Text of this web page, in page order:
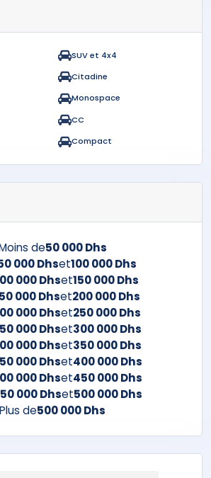
SUV et 4x4
Citadine
Monospace
CC
Compact
de50 000 Dhs
000 Dhset100 000 Dhs
000 Dhset150 000 Dhs
000 Dhset200 000 Dhs
000 Dhset250 000 Dhs
000 Dhset300 000 Dhs
000 Dhset350 000 Dhs
000 Dhset400 000 Dhs
000 Dhset450 000 Dhs
000 Dhset500 000 Dhs
Plus de500 000 Dhs